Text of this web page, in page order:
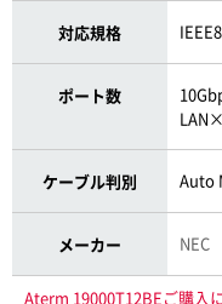
対応規格
ポート数
ケーブル判別 Auto
メーカー NEC
Aterm 19000T12BEご購入